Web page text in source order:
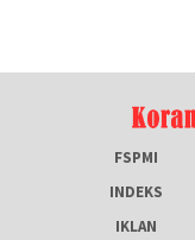
FSPMI
INDEKS
IKLAN